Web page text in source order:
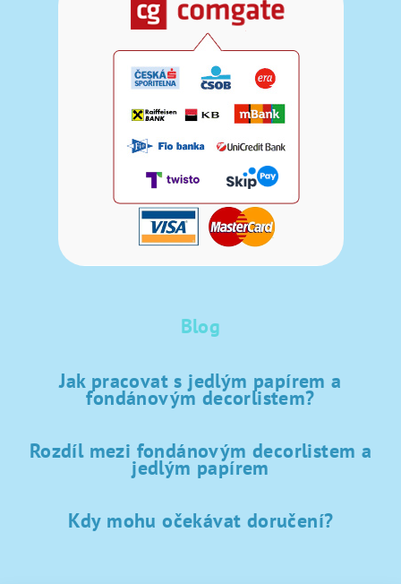
Blog
Jak pracovat s jedlým papírem a
fondánovým decorlistem?
Rozdíl mezi fondánovým decorlistem a
jedlým papírem
Kdy mohu očekávat doručení?